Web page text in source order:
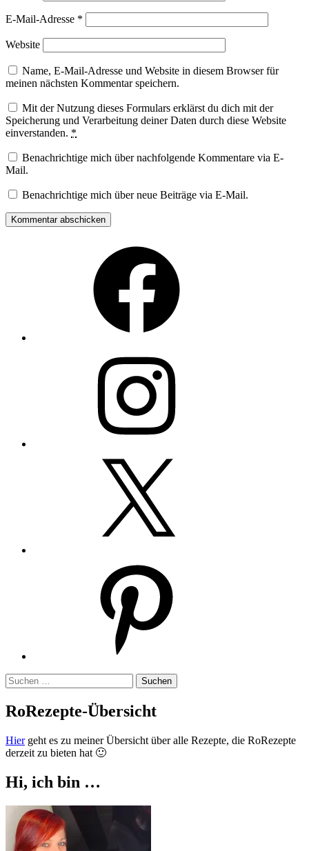
E-Mail-Adresse *
Website
Name, E-Mail-Adresse und Website in diesem Browser für
meinen nächsten Kommentar speichern.
Mit der Nutzung dieses Formulars erklärst du dich mit der
Speicherung und Verarbeitung deiner Daten durch diese Website
einverstanden. *
Benachrichtige mich über nachfolgende Kommentare via E-
Mail.
Benachrichtige mich über neue Beiträge via E-Mail.
Suchen
nach:
RoRezepte-Übersicht
Hiergeht es zu meiner Übersicht über alle Rezepte, die RoRezepte
derzeit zu bieten hat 🙂
Hi, ich bin …